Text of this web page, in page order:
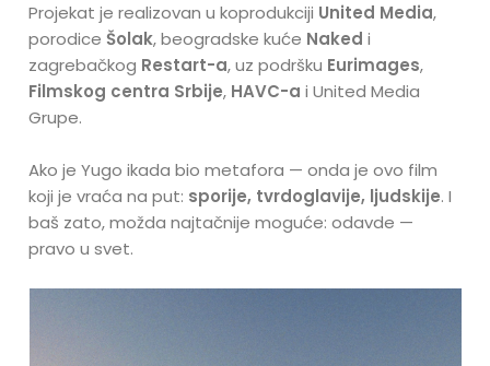
Projekat je realizovan u koprodukciji United Media,
porodice Šolak, beogradske kuće Naked i
zagrebačkog Restart-a, uz podršku Eurimages,
Filmskog centra Srbije, HAVC-a i United Media
Grupe.
Ako je Yugo ikada bio metafora — onda je ovo film
koji je vraća na put: sporije, tvrdoglavije, ljudskije. I
baš zato, možda najtačnije moguće: odavde —
pravo u svet.